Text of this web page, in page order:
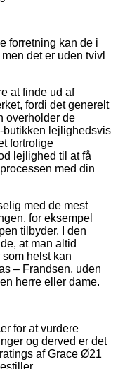
forretning kan de i
det er uden tvivl
at finde ud af
fordi det generelt
overholder de
butikken lejlighedsvis
fortrolige
lejlighed til at få
med din
med de mest
for eksempel
tilbyder. I den
at man altid
helst kan
– Frandsen, uden
herre eller dame.
for at vurdere
og derved er det
af Grace Ø21